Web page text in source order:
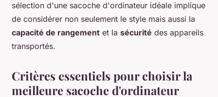
sélection d'une sacoche d'ordinateur idéale implique
de considérer non seulement le style mais aussi la
capacité de rangement et la sécurité des appareils
transportés.
Critères essentiels pour choisir la
meilleure sacoche d'ordinateur